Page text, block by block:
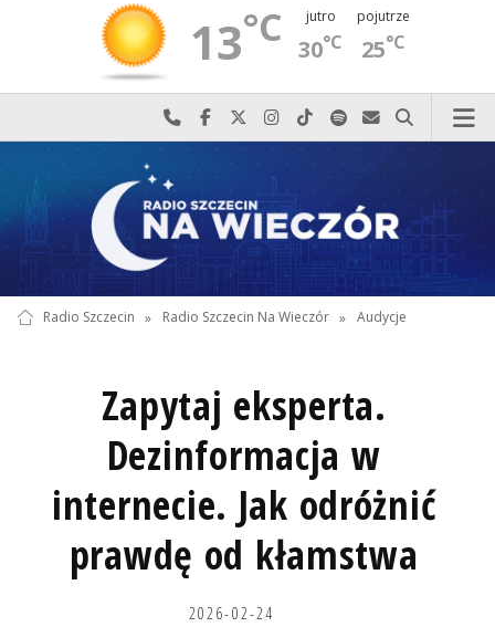
13°C jutro
30°C
pojutrze
25°C
Najlepiej po prostu do nas zadzwoń
Odwiedź nas na Facebook-u
Odwiedź nas na X
Odwiedź nas na Instagram-ie
Odwiedź nas na TikTok-u
Szukaj nas na Spotify
Wyślij do nas
Szukaj
Radio Szczecin » Radio Szczecin Na Wieczór » Audycje
Zapytaj eksperta.
Dezinformacja w
internecie. Jak odróżnić
prawdę od kłamstwa
2026-02-24